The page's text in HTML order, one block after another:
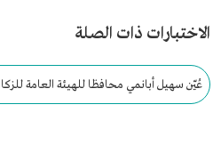
الاختبارات ذات الصلة
عُيّن سهيل أبانمي محافظا للهيئة العامة